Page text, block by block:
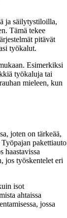
ja säilytystiloilla,
Tämä tekee
pitävät
työkalut.
Esimerkiksi
työkaluja tai
mieleen, kun
joten on tärkeää,
pakettiauto
haastavissa
jos työskentelet eri
isot
ahtaissa
jossa